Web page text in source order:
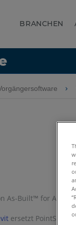
BRANCHEN
zuklappen
As-Built™ for
ersetzt